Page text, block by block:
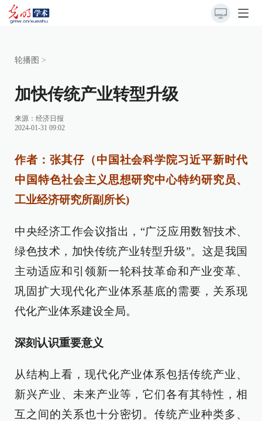
轮播图 >
加快传统产业转型升级
来源： 经济日报
2024-01-31 09:02
作者：张其仔（中国社会科学院习近平新时代
中国特色社会主义思想研究中心特约研究员、
工业经济研究所副所长)
中央经济工作会议指出，“广泛应用数智技术、
绿色技术，加快传统产业转型升级”。这是我国
主动适应和引领新一轮科技革命和产业变革、
巩固扩大现代化产业体系基底的需要，关系现
代化产业体系建设全局。
深刻认识重要意义
从结构上看，现代化产业体系包括传统产业、
新兴产业、未来产业等，它们各有其特性，相
互之间的关系也十分密切。传统产业种类多、